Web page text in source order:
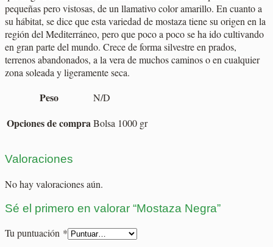
pequeñas pero vistosas, de un llamativo color amarillo. En cuanto a
su hábitat, se dice que esta variedad de mostaza tiene su origen en la
región del Mediterráneo, pero que poco a poco se ha ido cultivando
en gran parte del mundo. Crece de forma silvestre en prados,
terrenos abandonados, a la vera de muchos caminos o en cualquier
zona soleada y ligeramente seca.
Peso N/D
Opciones de compraBolsa 1000 gr
Valoraciones
No hay valoraciones aún.
Sé el primero en valorar “Mostaza Negra”
Tu puntuación *